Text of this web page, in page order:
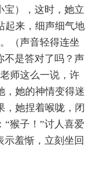
宝），这时，她立
起来，细声细气地
（声音轻得连坐
不是答对了吗？声
师这么一说，许
，她的神情变得迷
，她捏着喉咙，闭
“猴子！”讨人喜爱
示羞惭，立刻坐回